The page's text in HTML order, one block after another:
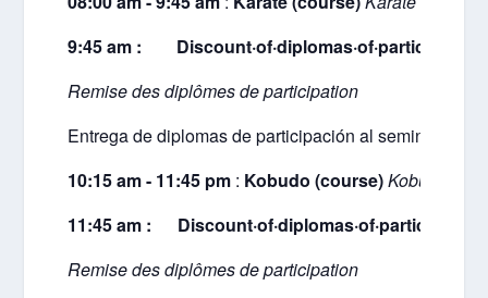
9:45 am : Discount·of·diplomas·of·participation
Remise des diplômes de participation
Entrega de diplomas de participación al seminario.
10:15 am - 11:45 pm : Kobudo (course)Kobudo
11:45 am : Discount·of·diplomas·of·participation
Remise des diplômes de participation